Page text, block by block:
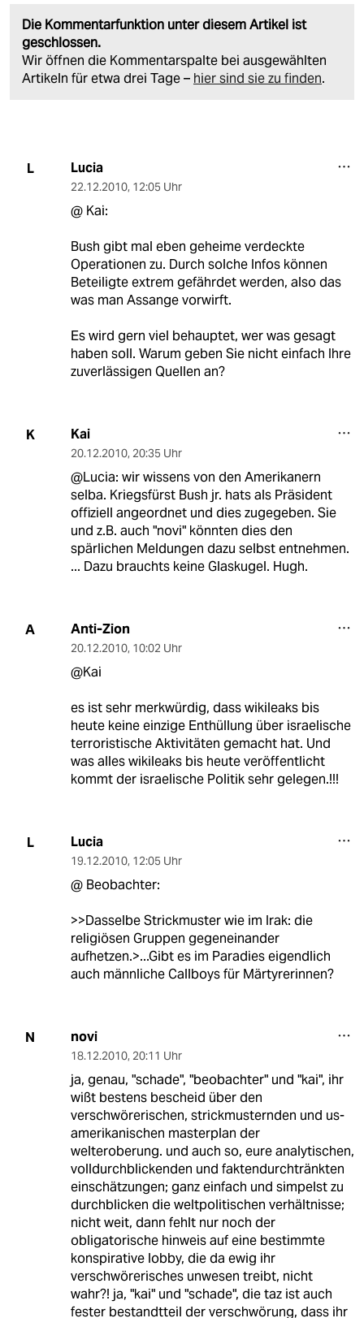
Die Kommentarfunktion unter diesem Artikel ist
geschlossen.
Wir öffnen die Kommentarspalte bei ausgewählten
Artikeln für etwa drei Tage – hier sind sie zu finden.
L Lucia
22.12.2010, 12:05 Uhr
@ Kai:
Bush gibt mal eben geheime verdeckte
Operationen zu. Durch solche Infos können
Beteiligte extrem gefährdet werden, also das
was man Assange vorwirft.
Es wird gern viel behauptet, wer was gesagt
haben soll. Warum geben Sie nicht einfach Ihre
zuverlässigen Quellen an?
K Kai
20.12.2010, 20:35 Uhr
@Lucia: wir wissens von den Amerikanern
selba. Kriegsfürst Bush jr. hats als Präsident
offiziell angeordnet und dies zugegeben. Sie
und z.B. auch "novi" könnten dies den
spärlichen Meldungen dazu selbst entnehmen.
... Dazu brauchts keine Glaskugel. Hugh.
A Anti-Zion
20.12.2010, 10:02 Uhr
@Kai
es ist sehr merkwürdig, dass wikileaks bis
heute keine einzige Enthüllung über israelische
terroristische Aktivitäten gemacht hat. Und
was alles wikileaks bis heute veröffentlicht
kommt der israelische Politik sehr gelegen.!!!
L Lucia
19.12.2010, 12:05 Uhr
@ Beobachter:
>>Dasselbe Strickmuster wie im Irak: die
religiösen Gruppen gegeneinander
aufhetzen.>...Gibt es im Paradies eigendlich
auch männliche Callboys für Märtyrerinnen?
N novi
18.12.2010, 20:11 Uhr
ja, genau, "schade", "beobachter" und "kai", ihr
wißt bestens bescheid über den
verschwörerischen, strickmusternden und us-
amerikanischen masterplan der
welteroberung. und auch so, eure analytischen,
volldurchblickenden und faktendurchtränkten
einschätzungen; ganz einfach und simpelst zu
durchblicken die weltpolitischen verhältnisse;
nicht weit, dann fehlt nur noch der
obligatorische hinweis auf eine bestimmte
konspirative lobby, die da ewig ihr
verschwörerisches unwesen treibt, nicht
wahr?! ja, "kai" und "schade", die taz ist auch
fester bestandtteil der verschwörung, dass ihr